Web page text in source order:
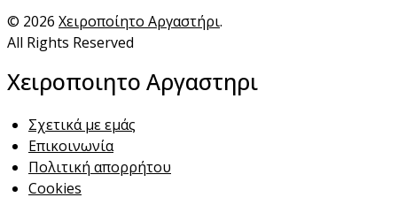
© 2026 Χειροποίητο Αργαστήρι.
All Rights Reserved
Χειροποιητο Αργαστηρι
Σχετικά με εμάς
Επικοινωνία
Πολιτική απορρήτου
Cookies